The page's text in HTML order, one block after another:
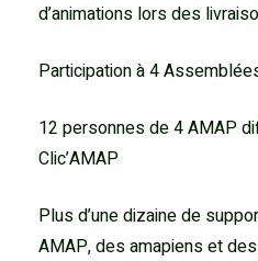
d’animations lors des
Participation à 4
12 personnes de 4 AMAP
Clic’AMAP
Plus d’une dizaine de
AMAP, des amapiens et